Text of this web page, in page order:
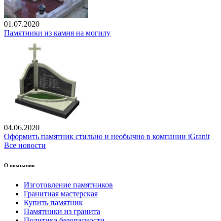
01.07.2020
Памятники из камня на могилу
04.06.2020
Оформить памятник стильно и необычно в компании iGranit
Все новости
О компании
Изготовление памятников
Гранитная мастерская
Купить памятник
Памятники из гранита